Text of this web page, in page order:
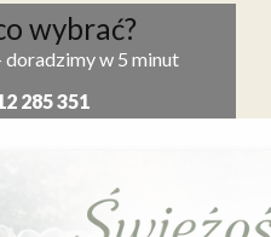
wybrać?
doradzimy w 5 minut
285 351